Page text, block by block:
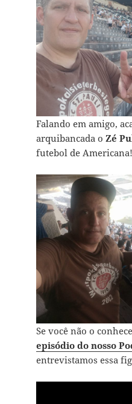
Falando em amigo,
arquibancada o Zé
futebol de Americana!
Se você não o
episódio do nosso
entrevistamos essa